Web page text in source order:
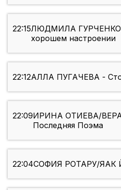
22:15ЛЮДМИЛА ГУРЧЕНКО
хорошем настроении
22:12АЛЛА ПУГАЧЕВА -
22:09ИРИНА ОТИЕВА/
Последняя Поэма
22:04СОФИЯ РОТАРУ/ЯАК